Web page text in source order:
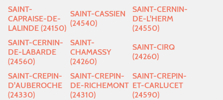
SAINT-
CAPRAISE-DE-
LALINDE (24150)
SAINT-CASSIEN
(24540)
SAINT-CERNIN-
DE-L'HERM
(24550)
SAINT-CERNIN-
DE-LABARDE
(24560)
SAINT-
CHAMASSY
(24260)
SAINT-CIRQ
(24260)
SAINT-CREPIN-
D'AUBEROCHE
(24330)
SAINT-CREPIN-
DE-RICHEMONT
(24310)
SAINT-CREPIN-
ET-CARLUCET
(24590)